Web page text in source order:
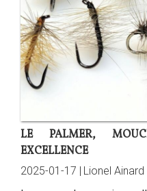
LE PALMER,
EXCELLENCE
2025-01-17 |
Lionel Ainard